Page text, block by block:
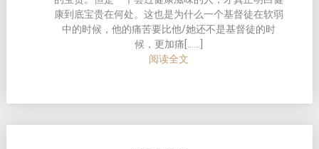
康到底宝贵在何处。这也是为什么一个基督徒在软弱
中的时候，他的痛苦要比他/她还不是基督徒的时
候，更加痛[……]
阅读全文